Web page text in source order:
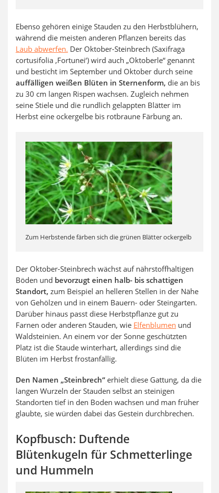
Ebenso gehören einige Stauden zu den Herbstblühern,
während die meisten anderen Pflanzen bereits das
Laub abwerfen. Der Oktober-Steinbrech (Saxifraga
cortusifolia ‚Fortunei‘) wird auch „Oktoberle“ genannt
und besticht im September und Oktober durch seine
auffälligen weißen Blüten in Sternenform, die an bis
zu 30 cm langen Rispen wachsen. Zugleich nehmen
seine Stiele und die rundlich gelappten Blätter im
Herbst eine ockergelbe bis rotbraune Färbung an.
Zum Herbstende färben sich die grünen Blätter ockergelb
Der Oktober-Steinbrech wächst auf nährstoffhaltigen
Böden und bevorzugt einen halb- bis schattigen
Standort, zum Beispiel an helleren Stellen in der Nähe
von Gehölzen und in einem Bauern- oder Steingarten.
Darüber hinaus passt diese Herbstpflanze gut zu
Farnen oder anderen Stauden, wie Elfenblumen und
Waldsteinien. An einem vor der Sonne geschützten
Platz ist die Staude winterhart, allerdings sind die
Blüten im Herbst frostanfällig.
Den Namen „Steinbrech“ erhielt diese Gattung, da die
langen Wurzeln der Stauden selbst an steinigen
Standorten tief in den Boden wachsen und man früher
glaubte, sie würden dabei das Gestein durchbrechen.
Kopfbusch: Duftende
Blütenkugeln für Schmetterlinge
und Hummeln